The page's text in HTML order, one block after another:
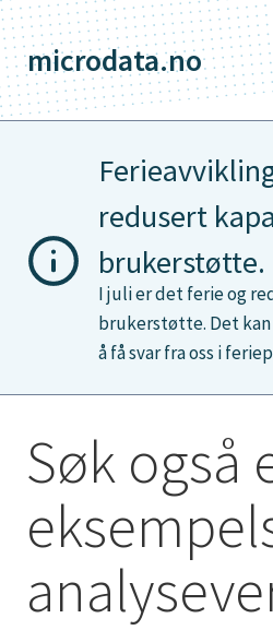
Skip
to
contentmicrodata.no
redusert
brukerstøtte.
I juli er det ferie og
brukerstøtte. Det
å få svar fra oss i
Søk også